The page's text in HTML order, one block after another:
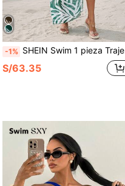
-1% SHEIN Swim 1 pieza Traje de baño de una pieza con cuello de halter y lazo delantero en color verde para mujer, ideal para refrescantes veranos en la playa, piscina, fiestas casuales y vacaciones, primavera/verano
S/63.35